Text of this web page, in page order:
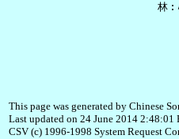
林︰
This page was generated by Chinese
Last updated on 24 June 2014 2:48:01
CSV (c) 1996-1998 System Request